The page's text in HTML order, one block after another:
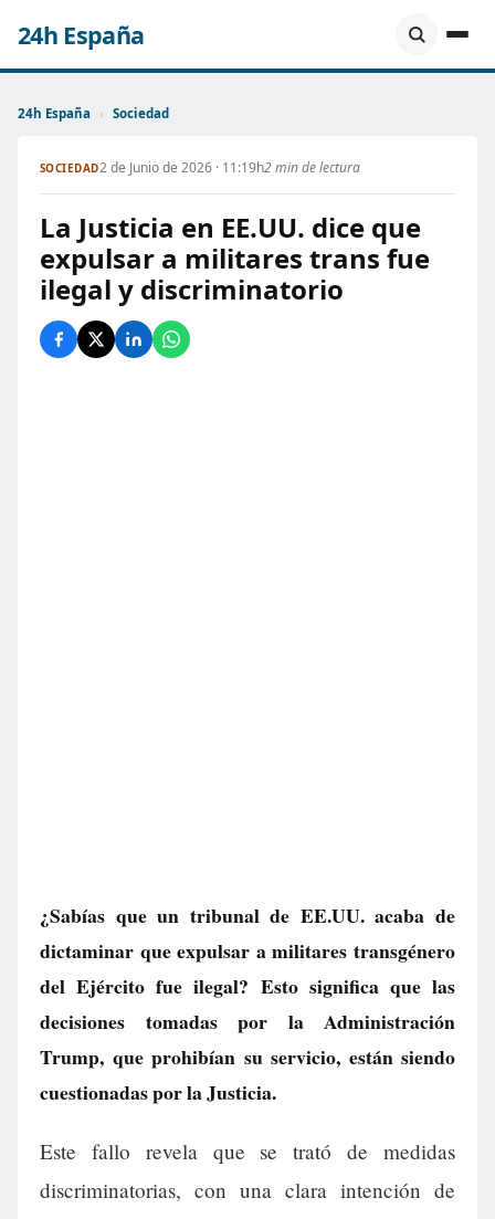
24h España
24h España › Sociedad
SOCIEDAD2 de Junio de 2026 · 11:19h2 min de lectura
La Justicia en EE.UU. dice que
expulsar a militares trans fue
ilegal y discriminatorio
¿Sabías que un tribunal de EE.UU. acaba de
dictaminar que expulsar a militares transgénero
del Ejército fue ilegal? Esto significa que las
decisiones tomadas por la Administración
Trump, que prohibían su servicio, están siendo
cuestionadas por la Justicia.
Este fallo revela que se trató de medidas
discriminatorias, con una clara intención de